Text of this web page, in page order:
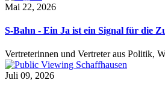
Mai 22, 2026
S-Bahn - Ein Ja ist ein Signal für die
Vertreterinnen und Vertreter aus Politik,
Juli 09, 2026